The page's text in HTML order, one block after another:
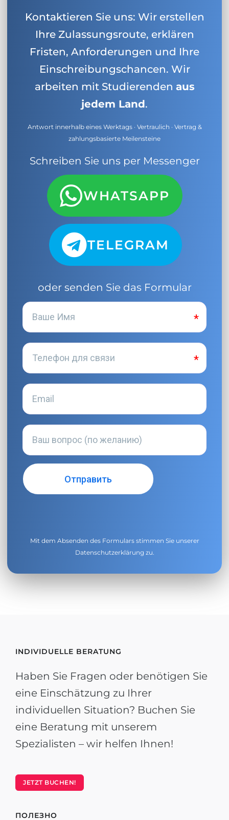
Kontaktieren Sie uns: Wir erstellen
Ihre Zulassungsroute, erklären
Fristen, Anforderungen und Ihre
Einschreibungschancen. Wir
arbeiten mit Studierenden aus
jedem Land.
Antwort innerhalb eines Werktags · Vertraulich · Vertrag &
zahlungsbasierte Meilensteine
Schreiben Sie uns per Messenger
WHATSAPP
TELEGRAM
oder senden Sie das Formular
Mit dem Absenden des Formulars stimmen Sie unserer
Datenschutzerklärung zu.
INDIVIDUELLE BERATUNG
Haben Sie Fragen oder benötigen Sie
eine Einschätzung zu Ihrer
individuellen Situation? Buchen Sie
eine Beratung mit unserem
Spezialisten – wir helfen Ihnen!
JETZT BUCHEN!
ПОЛЕЗНО